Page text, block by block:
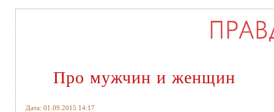
Про мужчин и женщин
Дата: 01.09.2015 14:17